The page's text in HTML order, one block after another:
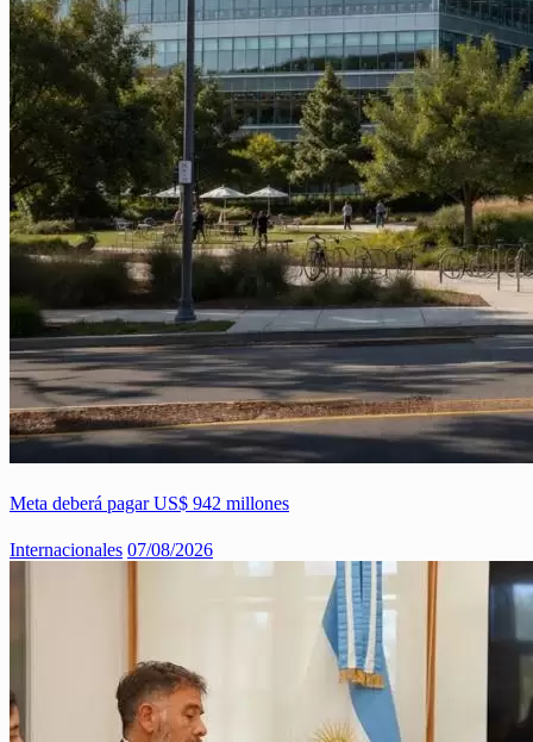
Meta deberá pagar US$ 942 millones
Internacionales 07/08/2026